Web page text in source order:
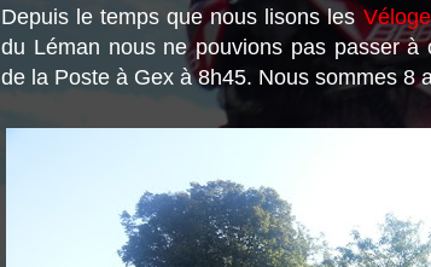
Depuis le temps que nous lisons les
du Léman nous ne pouvions pas passer
de la Poste à Gex à 8h45. Nous sommes 8